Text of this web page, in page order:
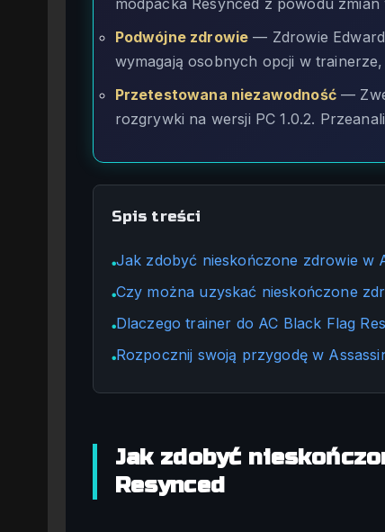
Podwójne zdrowie — Zdrowie
wymagają osobnych opcji w trainerze,
Przetestowana niezawodność—
rozgrywki na wersji PC 1.0.2.
Spis treści
●Jak zdobyć nieskończone zdrowie w
●Czy można uzyskać nieskończone
●Dlaczego trainer do AC Black Flag
●Rozpocznij swoją przygodę w
Jak zdobyć
Resynced